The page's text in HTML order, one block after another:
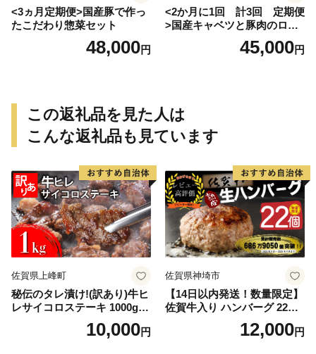
<3ヵ月定期便>国産豚で作っ
たこだわり惣菜セット
48,000円
<2か月に1回 計3回 定期便
>国産キャベツと豚肉のロー
ルキャベツ（6P入り）
45,000円
この返礼品を見た人は
こんな返礼品も見ています
佐賀県上峰町
秘伝のタレ漬け!(訳あり)牛ヒ
レサイコロステーキ 1000g
10,000円
佐賀県神埼市
【14日以内発送！数量限定】
佐賀牛入り ハンバーグ 22個
2.6kg(120g×22個)【佐賀牛
黒毛和牛 ブランド牛 九州 ハ
12,000円